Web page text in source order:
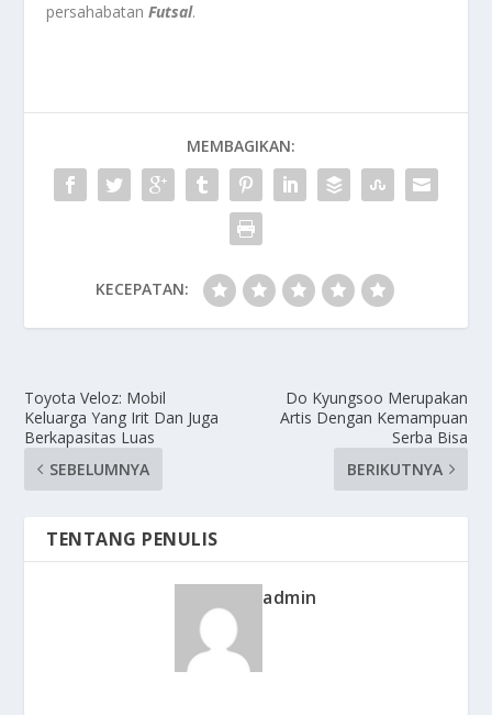
persahabatanFutsal.
MEMBAGIKAN:
KECEPATAN:
Toyota Veloz: Mobil
Keluarga Yang Irit Dan Juga
Berkapasitas Luas
SEBELUMNYA
Do Kyungsoo Merupakan
Artis Dengan Kemampuan
Serba Bisa
BERIKUTNYA
TENTANG PENULIS
admin